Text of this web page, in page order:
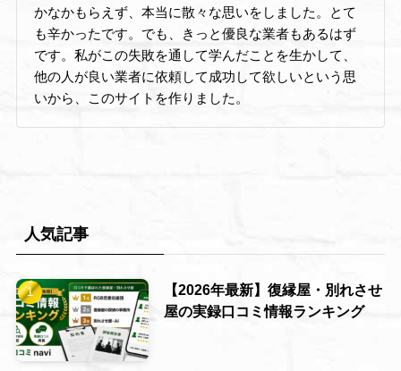
かなかもらえず、本当に散々な思いをしました。とて
も辛かったです。でも、きっと優良な業者もあるはず
です。私がこの失敗を通して学んだことを生かして、
他の人が良い業者に依頼して成功して欲しいという思
いから、このサイトを作りました。
人気記事
【2026年最新】復縁屋・別れさせ
屋の実録口コミ情報ランキング